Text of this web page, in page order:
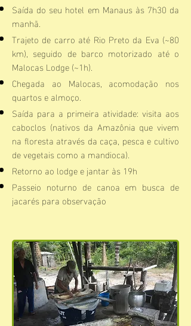
Saída do seu hotel em Manaus às 7h30 da
manhã.
Trajeto de carro até Rio Preto da Eva (~80
km), seguido de barco motorizado até o
Malocas Lodge (~1h).
Chegada ao Malocas, acomodação nos
quartos e almoço.
Saída para a primeira atividade: visita aos
caboclos (nativos da Amazônia que vivem
na floresta através da caça, pesca e cultivo
de vegetais como a mandioca).
Retorno ao lodge e jantar às 19h
Passeio noturno de canoa em busca de
jacarés para observação